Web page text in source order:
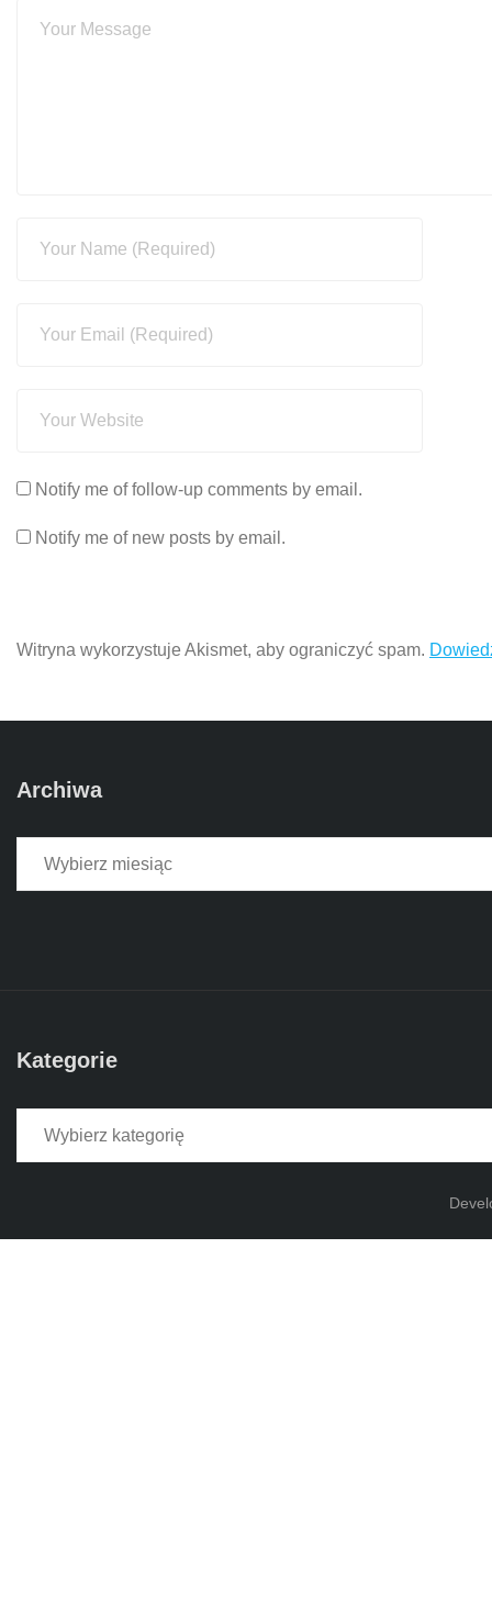
Notify me of follow-up comments by email.
Notify me of new posts by email.
Witryna wykorzystuje Akismet, aby ograniczyć spam.
Archiwa
Kategorie
Kategorie